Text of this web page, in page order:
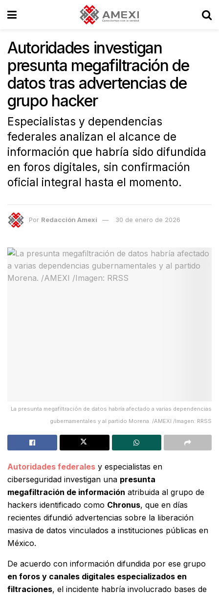
Autoridades investigan
presunta megafiltración de
datos tras advertencias de
grupo hacker
Especialistas y dependencias
federales analizan el alcance de
información que habría sido difundida
en foros digitales, sin confirmación
oficial integral hasta el momento.
Por Redacción Amexi 30 de enero de 2026
La presunta megafiltración de datos habría afectado a varias dependencias
gubernamentales y al partido Morena. /AMEXI /Imagen: RRSS
Autoridades federales y especialistas en
ciberseguridad investigan una presunta
megafiltración de información atribuida al grupo de
hackers identificado como Chronus, que en días
recientes difundió advertencias sobre la liberación
masiva de datos vinculados a instituciones públicas en
México.
De acuerdo con información difundida por ese grupo
en foros y canales digitales especializados en
filtraciones, el incidente habría involucrado bases de